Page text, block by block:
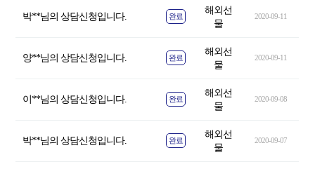
박**님의 상담신청입니다. 완료
해외선
물
2020-09-11
양**님의 상담신청입니다. 완료
해외선
물
2020-09-11
이**님의 상담신청입니다. 완료
해외선
물
2020-09-08
박**님의 상담신청입니다. 완료
해외선
물
2020-09-07